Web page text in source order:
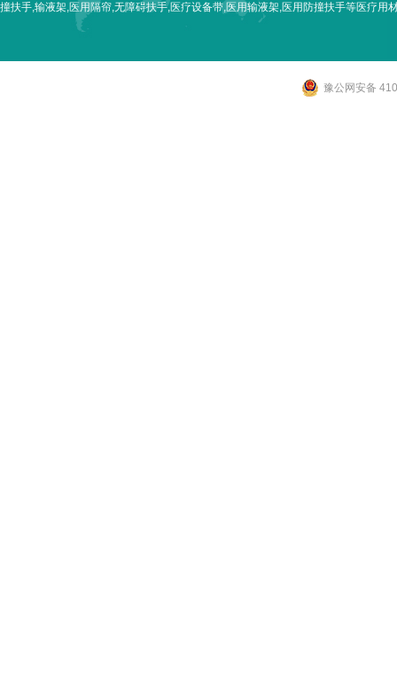
撞扶手,输液架,医用隔帘,无障碍扶手,医疗设备带,医用输液架,医用防撞扶手等医疗用
豫公网安备